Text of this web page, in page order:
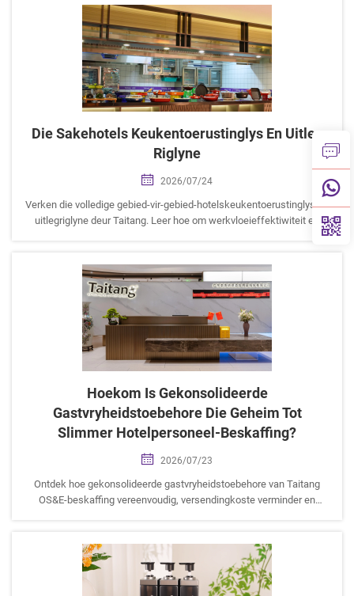
Die Sakehotels Keukentoerustinglys En Uitleg
Riglyne
2026/07/24
Verken die volledige gebied-vir-gebied-hotelskeukentoerustinglys en
uitlegriglyne deur Taitang. Leer hoe om werkvloeieffektiwiteit en
Hoekom Is Gekonsolideerde
Gastvryheidstoebehore Die Geheim Tot
Slimmer Hotelpersoneel-Beskaffing?
2026/07/23
Ontdek hoe gekonsolideerde gastvryheidstoebehore van Taitang
OS&E-beskaffing vereenvoudig, versendingkoste verminder en